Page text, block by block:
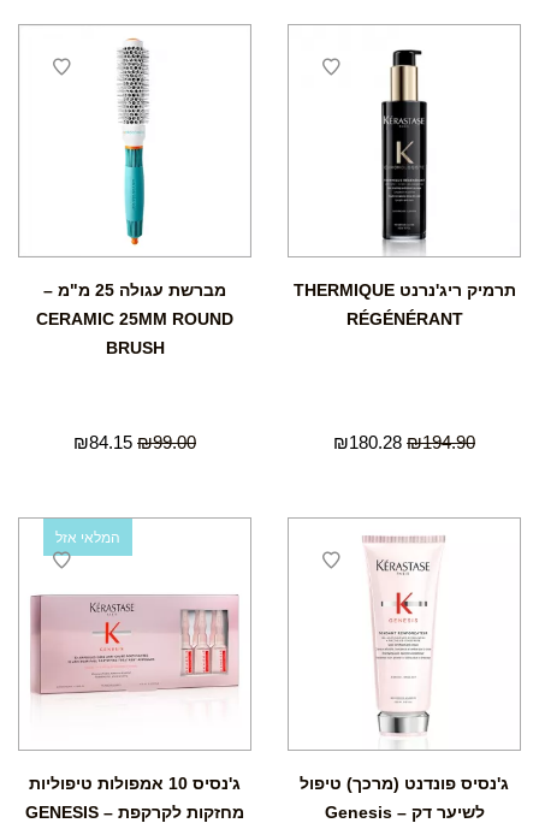
תרמיק ריג'נרנט THERMIQUE
RÉGÉNÉRANT
₪194.90
₪180.28
מברשת עגולה 25 מ"מ –
CERAMIC 25MM ROUND
BRUSH
₪99.00
₪84.15
ג'נסיס פונדנט (מרכך) טיפול
לשיער דק – Genesis
המלאי אזל
ג'נסיס 10 אמפולות טיפוליות
מחזקות לקרקפת – GENESIS